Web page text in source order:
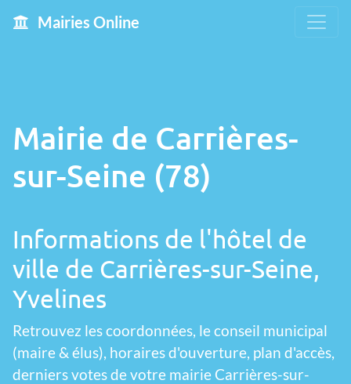
Mairies Online
Mairie de Carrières-
sur-Seine (78)
Informations de l'hôtel de
ville de Carrières-sur-Seine,
Yvelines
Retrouvez les coordonnées, le conseil municipal
(maire & élus), horaires d'ouverture, plan d'accès,
derniers votes de votre mairie Carrières-sur-